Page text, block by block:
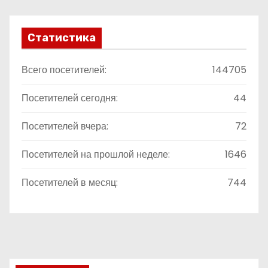
Статистика
144705
Всего посетителей:
44
Посетителей сегодня:
72
Посетителей вчера:
1646
Посетителей на прошлой неделе:
744
Посетителей в месяц: